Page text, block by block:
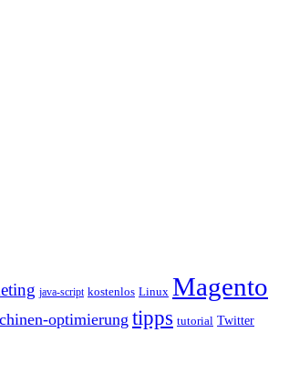
java-script kostenlos Linux Magento
optimierung tipps tutorial Twitter